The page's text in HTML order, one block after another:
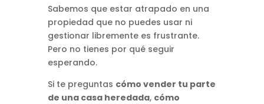
Sabemos que estar atrapado en una
propiedad que no puedes usar ni
gestionar libremente es frustrante.
Pero no tienes por qué seguir
esperando.
Si te preguntas cómo vender tu parte
de una casa heredada, cómo